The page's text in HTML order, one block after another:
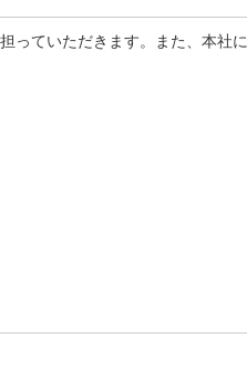
っていただきます。また、本社に